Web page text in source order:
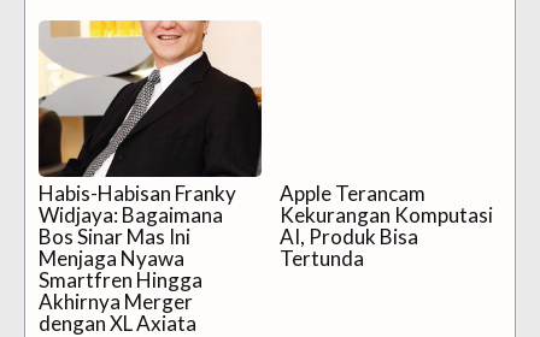
Habis-Habisan Franky
Widjaya: Bagaimana
Bos Sinar Mas Ini
Menjaga Nyawa
Smartfren Hingga
Akhirnya Merger
dengan XL Axiata
Apple Terancam
Kekurangan Komputasi
AI, Produk Bisa
Tertunda